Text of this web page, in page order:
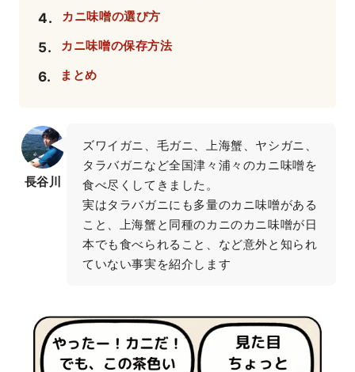
4. カニ味噌の選び方
5. カニ味噌の保存方法
6. まとめ
長谷川
ズワイガニ、毛ガニ、上海蟹、ヤシガニ、
タラバガニなど全国津々浦々のカニ味噌を
食べ尽くしてきました。
実はタラバガニにも多量のカニ味噌がある
こと、上海蟹と同種のカニのカニ味噌が日
本でも食べられること、など意外と知られ
ていない事実を紹介します